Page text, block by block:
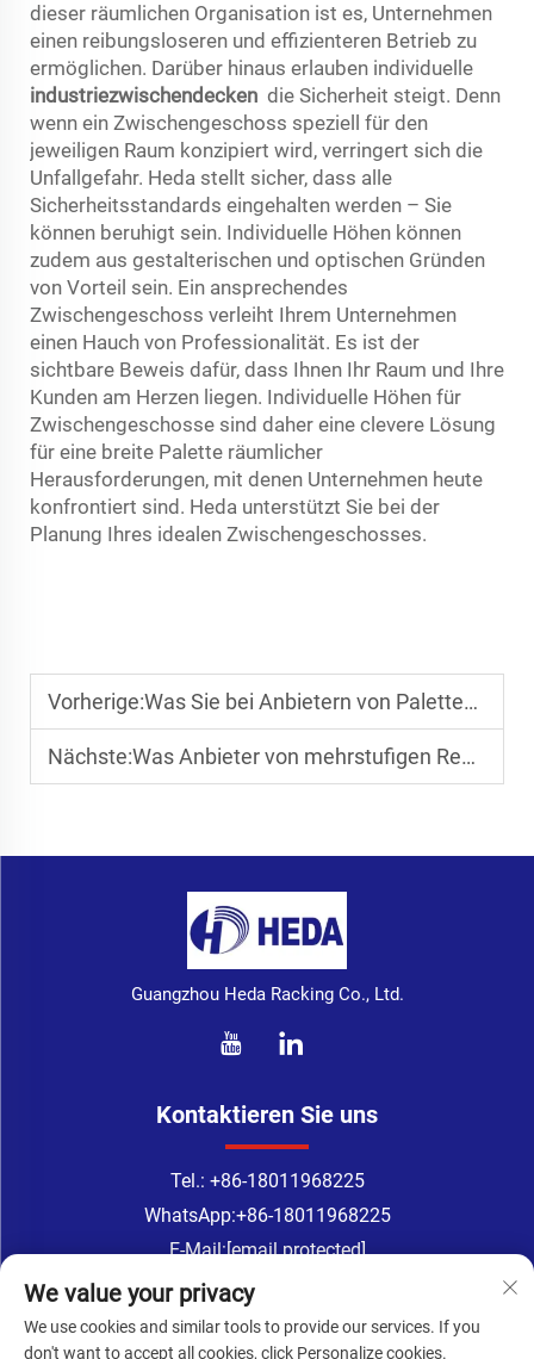
dieser räumlichen Organisation ist es, Unternehmen
einen reibungsloseren und effizienteren Betrieb zu
ermöglichen. Darüber hinaus erlauben individuelle
industriezwischendecken die Sicherheit steigt. Denn
wenn ein Zwischengeschoss speziell für den
jeweiligen Raum konzipiert wird, verringert sich die
Unfallgefahr. Heda stellt sicher, dass alle
Sicherheitsstandards eingehalten werden – Sie
können beruhigt sein. Individuelle Höhen können
zudem aus gestalterischen und optischen Gründen
von Vorteil sein. Ein ansprechendes
Zwischengeschoss verleiht Ihrem Unternehmen
einen Hauch von Professionalität. Es ist der
sichtbare Beweis dafür, dass Ihnen Ihr Raum und Ihre
Kunden am Herzen liegen. Individuelle Höhen für
Zwischengeschosse sind daher eine clevere Lösung
für eine breite Palette räumlicher
Herausforderungen, mit denen Unternehmen heute
konfrontiert sind. Heda unterstützt Sie bei der
Planung Ihres idealen Zwischengeschosses.
Vorherige:Was Sie bei Anbietern von Paletten-Shuttle-Regalsystemen für die Automatisierung beachten sollten
Nächste:Was Anbieter von mehrstufigen Regalsystemen für E-Commerce-Lager bieten
Guangzhou Heda Racking Co., Ltd.
Kontaktieren Sie uns
Tel.: +86-18011968225
WhatsApp:+86-18011968225
E-Mail:[email protected]
Address: 218 Zimmer, 2. Stock, Nr. 183, TingYuan Straße,
XinGangDong Straße, Stadtbezirk Haizhu, Guangzhou, Provinz
Guangdong, China
We value your privacy
We use cookies and similar tools to provide our services. If you
don't want to accept all cookies, click Personalize cookies.